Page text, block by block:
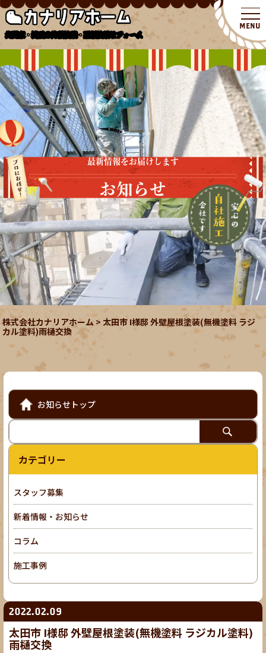
北関東・埼玉の外壁塗装・屋根塗装リフォーム
最新情報をお届けします
お知らせ
株式会社カナリアホーム >太田市 I様邸 外壁屋根塗装(無機塗料 ラジ
カル塗料)雨樋交換
2022.02.09
太田市 I様邸 外壁屋根塗装(無機塗料 ラジカル塗料)
雨樋交換
お知らせトップ
カテゴリー
スタッフ募集
新着情報・お知らせ
コラム
施工事例